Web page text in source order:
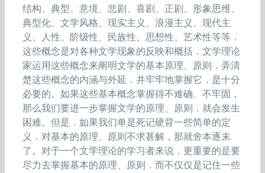
结构、典型、意境、悲剧、喜剧、正剧、形象思维、
典型化、文学风格、现实主义、浪漫主义、现代主
义、人性、阶级性、民族性、思想性、艺术性等等．
这些概念是对各种文学现象的反映和概括．文学理论
家运用这些概念来阐明文学的基本原理、原则．弄清
楚这些概念的内涵与外延．并牢牢地掌握它．是十分
必要的。如果这些基本概念掌握得不难确、不牢固，
那么我们要进一步掌握文学的原理、原则．就会发生
困难。但是．如果我们单是死记硬背一些简单的定
义．对基本的原理、原则不求甚解，那就舍本逐末
了。对于一个文学理论的学习者来说．更重要的是要
尽力去掌握基本的原理、原则．而不仅仅是记住一些